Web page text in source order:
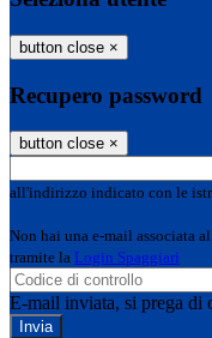
button close ×
Recupero password
button close ×
all'indirizzo indicato con le
Non hai una e-mail associata
tramite la Login Spaggiari
E-mail inviata, si prega di